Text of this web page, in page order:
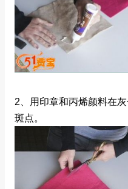
2、用印章和丙烯颜料在
斑点。